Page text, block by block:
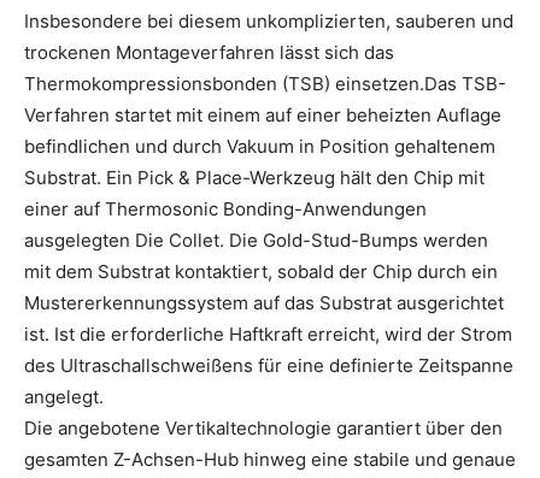
Insbesondere bei diesem unkomplizierten, sauberen und
trockenen Montageverfahren lässt sich das
Thermokompressionsbonden (TSB) einsetzen.Das TSB-
Verfahren startet mit einem auf einer beheizten Auflage
befindlichen und durch Vakuum in Position gehaltenem
Substrat. Ein Pick & Place-Werkzeug hält den Chip mit
einer auf Thermosonic Bonding-Anwendungen
ausgelegten Die Collet. Die Gold-Stud-Bumps werden
mit dem Substrat kontaktiert, sobald der Chip durch ein
Mustererkennungssystem auf das Substrat ausgerichtet
ist. Ist die erforderliche Haftkraft erreicht, wird der Strom
des Ultraschallschweißens für eine definierte Zeitspanne
angelegt.
Die angebotene Vertikaltechnologie garantiert über den
gesamten Z-Achsen-Hub hinweg eine stabile und genaue